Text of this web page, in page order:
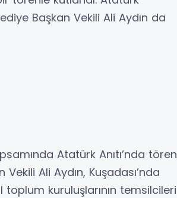
Başkan Vekili Ali Aydın da
Atatürk Anıtı’nda tören
Ali Aydın, Kuşadası’nda
kuruluşlarının temsilcileri